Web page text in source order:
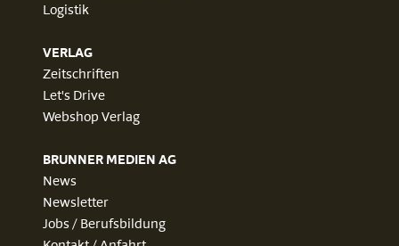
Logistik
VERLAG
Zeitschriften
Let's Drive
Webshop Verlag
BRUNNER MEDIEN AG
News
Newsletter
Jobs / Berufsbildung